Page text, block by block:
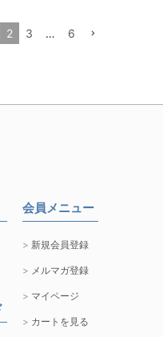
2 3 … 6
会員メニュー
新規会員登録
メルマガ登録
マイページ
カートを見る